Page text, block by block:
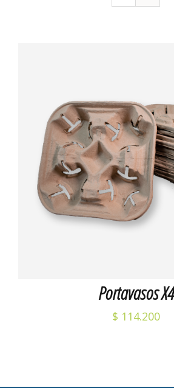
Valorado
con5.00de 5
AÑADIR AL CARRITO /
Portavasos X4
$ 114.200